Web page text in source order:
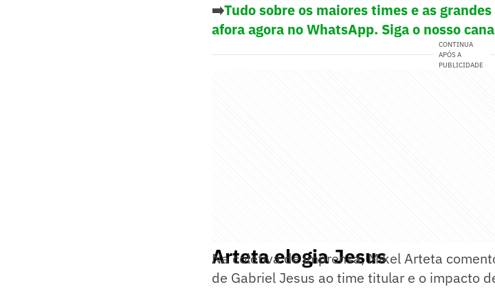
➡️Tudo sobre os maiores times e as
afora agora no WhatsApp. Siga o nosso
CONTINUA
APÓS A
PUBLICIDADE
Arteta elogia Jesus
Na coletiva de imprensa, Mikel Arteta
de Gabriel Jesus ao time titular e o impacto